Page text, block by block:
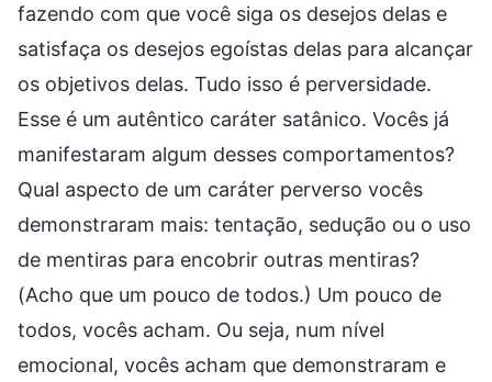
fazendo com que você siga os desejos delas e
satisfaça os desejos egoístas delas para alcançar
os objetivos delas. Tudo isso é perversidade.
Esse é um autêntico caráter satânico. Vocês já
manifestaram algum desses comportamentos?
Qual aspecto de um caráter perverso vocês
demonstraram mais: tentação, sedução ou o uso
de mentiras para encobrir outras mentiras?
(Acho que um pouco de todos.) Um pouco de
todos, vocês acham. Ou seja, num nível
emocional, vocês acham que demonstraram e